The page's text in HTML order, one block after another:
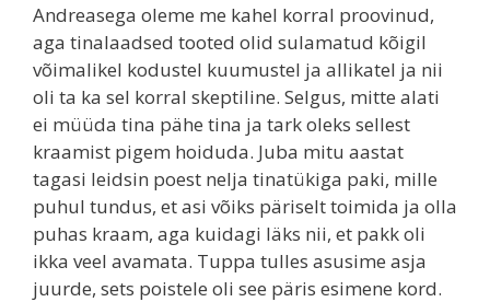
Andreasega oleme me kahel korral proovinud,
aga tinalaadsed tooted olid sulamatud kõigil
võimalikel kodustel kuumustel ja allikatel ja nii
oli ta ka sel korral skeptiline. Selgus, mitte alati
ei müüda tina pähe tina ja tark oleks sellest
kraamist pigem hoiduda. Juba mitu aastat
tagasi leidsin poest nelja tinatükiga paki, mille
puhul tundus, et asi võiks päriselt toimida ja olla
puhas kraam, aga kuidagi läks nii, et pakk oli
ikka veel avamata. Tuppa tulles asusime asja
juurde, sets poistele oli see päris esimene kord.